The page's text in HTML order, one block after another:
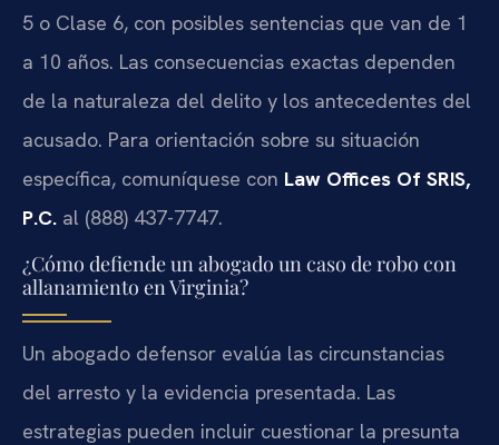
5 o Clase 6, con posibles sentencias que van de 1
a 10 años. Las consecuencias exactas dependen
de la naturaleza del delito y los antecedentes del
acusado. Para orientación sobre su situación
específica, comuníquese con Law Offices Of SRIS,
P.C. al (888) 437-7747.
¿Cómo defiende un abogado un caso de robo con
allanamiento en Virginia?
Un abogado defensor evalúa las circunstancias
del arresto y la evidencia presentada. Las
estrategias pueden incluir cuestionar la presunta